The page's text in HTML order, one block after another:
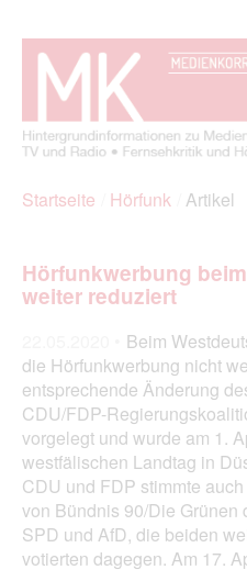
Startseite Hörfunk Artikel
Hörfunkwerbung
weiter reduziert
Beim
die Hörfunkwerbung nicht
entsprechende Änderung
CDU/FDP-
vorgelegt und wurde am 1.
westfälischen Landtag in
CDU und FDP stimmte
von Bündnis 90/Die Grünen
SPD und AfD, die beiden
votierten dagegen. Am 17.